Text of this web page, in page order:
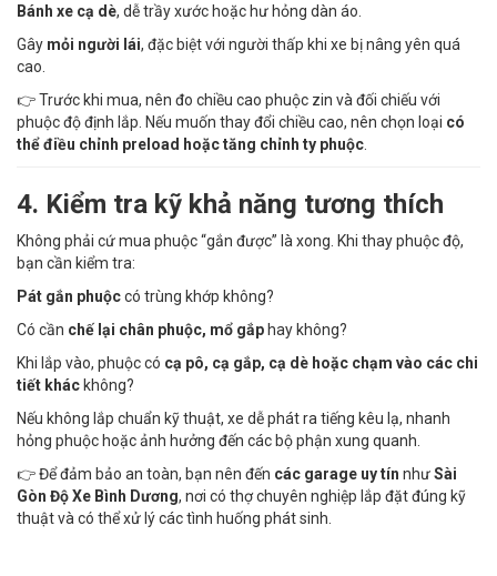
Bánh xe cạ dè, dễ trầy xước hoặc hư hỏng dàn áo.
Gây mỏi người lái, đặc biệt với người thấp khi xe bị nâng yên quá
cao.
👉 Trước khi mua, nên đo chiều cao phuộc zin và đối chiếu với
phuộc độ định lắp. Nếu muốn thay đổi chiều cao, nên chọn loại có
thể điều chỉnh preload hoặc tăng chỉnh ty phuộc
4. Kiểm tra kỹ khả năng tương thích
Không phải cứ mua phuộc “gắn được” là xong. Khi thay phuộc độ,
bạn cần kiểm tra:
Pát gắn phuộccó trùng khớp không?
Có cần chế lại chân phuộc, mổ gắphay không?
Khi lắp vào, phuộc có cạ pô, cạ gắp, cạ dè hoặc chạm vào các chi
tiết kháckhông?
Nếu không lắp chuẩn kỹ thuật, xe dễ phát ra tiếng kêu lạ, nhanh
hỏng phuộc hoặc ảnh hưởng đến các bộ phận xung quanh.
👉 Để đảm bảo an toàn, bạn nên đến các garage uy tín nhưSài
Gòn Độ Xe Bình Dương, nơi có thợ chuyên nghiệp lắp đặt đúng kỹ
thuật và có thể xử lý các tình huống phát sinh.